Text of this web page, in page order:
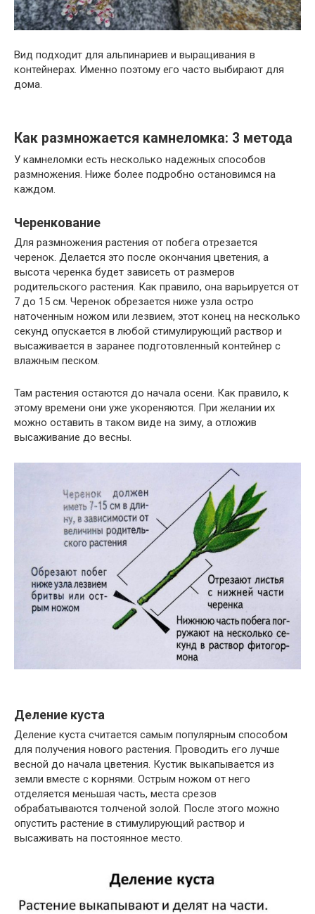
Вид подходит для альпинариев и выращивания в
контейнерах. Именно поэтому его часто выбирают для
дома.
Как размножается камнеломка: 3 метода
У камнеломки есть несколько надежных способов
размножения. Ниже более подробно остановимся на
каждом.
Черенкование
Для размножения растения от побега отрезается
черенок. Делается это после окончания цветения, а
высота черенка будет зависеть от размеров
родительского растения. Как правило, она варьируется от
7 до 15 см. Черенок обрезается ниже узла остро
наточенным ножом или лезвием, этот конец на несколько
секунд опускается в любой стимулирующий раствор и
высаживается в заранее подготовленный контейнер с
влажным песком.
Там растения остаются до начала осени. Как правило, к
этому времени они уже укореняются. При желании их
можно оставить в таком виде на зиму, а отложив
высаживание до весны.
Деление куста
Деление куста считается самым популярным способом
для получения нового растения. Проводить его лучше
весной до начала цветения. Кустик выкапывается из
земли вместе с корнями. Острым ножом от него
отделяется меньшая часть, места срезов
обрабатываются толченой золой. После этого можно
опустить растение в стимулирующий раствор и
высаживать на постоянное место.